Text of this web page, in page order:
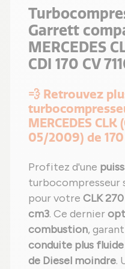
Garrett
MERCEDES
CDI 170 CV
💨 Retrouvez
MERCEDES
05/2009) de 170
Profitez d'une
turbocompresseur
pour votre CLK
cm3. Ce dernier
combustion,
conduite plus fluide
de Diesel moindre.